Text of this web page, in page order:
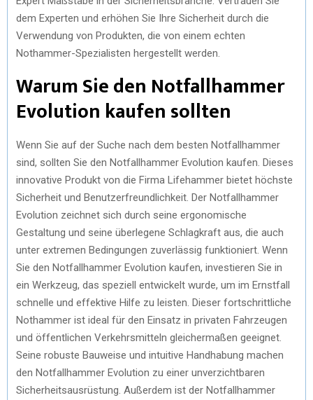
dem Experten und erhöhen Sie Ihre Sicherheit durch die
Verwendung von Produkten, die von einem echten
Nothammer-Spezialisten hergestellt werden.
Warum Sie den Notfallhammer
Evolution kaufen sollten
Wenn Sie auf der Suche nach dem besten Notfallhammer
sind, sollten Sie den Notfallhammer Evolution kaufen. Dieses
innovative Produkt von die Firma Lifehammer bietet höchste
Sicherheit und Benutzerfreundlichkeit. Der Notfallhammer
Evolution zeichnet sich durch seine ergonomische
Gestaltung und seine überlegene Schlagkraft aus, die auch
unter extremen Bedingungen zuverlässig funktioniert. Wenn
Sie den Notfallhammer Evolution kaufen, investieren Sie in
ein Werkzeug, das speziell entwickelt wurde, um im Ernstfall
schnelle und effektive Hilfe zu leisten. Dieser fortschrittliche
Nothammer ist ideal für den Einsatz in privaten Fahrzeugen
und öffentlichen Verkehrsmitteln gleichermaßen geeignet.
Seine robuste Bauweise und intuitive Handhabung machen
den Notfallhammer Evolution zu einer unverzichtbaren
Sicherheitsausrüstung. Außerdem ist der Notfallhammer